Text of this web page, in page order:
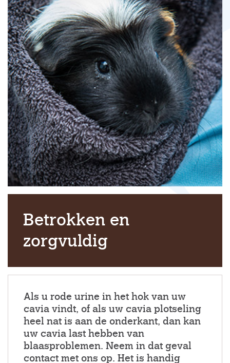
Betrokken en
zorgvuldig
Als u rode urine in het hok van uw
cavia vindt, of als uw cavia plotseling
heel nat is aan de onderkant, dan kan
uw cavia last hebben van
blaasproblemen. Neem in dat geval
contact met ons op. Het is handig